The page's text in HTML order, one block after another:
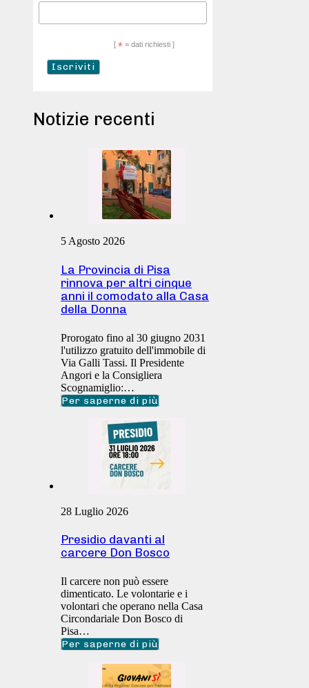
[ *= dati richiesti ]
Notizie recenti
5 Agosto 2026
La Provincia di Pisa
rinnova per altri cinque
anni il comodato alla Casa
della Donna
Prorogato fino al 30 giugno 2031
l'utilizzo gratuito dell'immobile di
Via Galli Tassi. Il Presidente
Angori e la Consigliera
Scognamiglio:…
Per saperne di più
28 Luglio 2026
Presidio davanti al
carcere Don Bosco
Il carcere non può essere
dimenticato. Le volontarie e i
volontari che operano nella Casa
Circondariale Don Bosco di
Pisa…
Per saperne di più